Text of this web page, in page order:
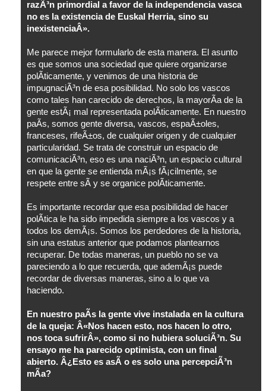
razÃ³n primordial a favor de la independencia vasca
no es la existencia de Euskal Herria, sino su
inexistenciaÂ».
Me parece mejor formularlo de esta manera. El asunto
es que somos una sociedad que quiere organizarse
polÃ­ticamente, y venimos de una historia de
impugnaciÃ³n de esa posibilidad. No solo los vascos
como tales han carecido de derechos, la mayorÃ­a de la
gente estÃ¡ mal representada polÃ­ticamente. En nuestro
paÃ­s, somos gente diversa, vascos, espaÃ±oles,
franceses, rifeÃ±os, de cualquier origen y de cualquier
particularidad. Se trata de construir un espacio de
comunicaciÃ³n, eso es una naciÃ³n, un espacio cultural
en que la gente se entienda mÃ¡s fÃ¡cilmente, se
respete entre sÃ­ y se organice polÃ­ticamente.
Es importante recordar que esa posibilidad de hacer
polÃ­tica le ha sido impedida siempre a los vascos y a
todos los demÃ¡s. Somos los perdedores de la historia,
sin una estatus anterior que podamos plantearnos
recuperar. De todas maneras, un pueblo no se va
pareciendo a lo que recuerda, que ademÃ¡s puede
recordar de diversas maneras, sino a lo que va
haciendo.
En nuestro paÃ­s la gente vive instalada en la cultura
de la queja: Â«Nos hacen esto, nos hacen lo otro,
nos toca sufrirÂ», como si no hubiera soluciÃ³n. Su
ensayo me ha parecido optimista, con un final
abierto. Â¿Esto es asÃ­ o es solo una percepciÃ³n
mÃ­a?